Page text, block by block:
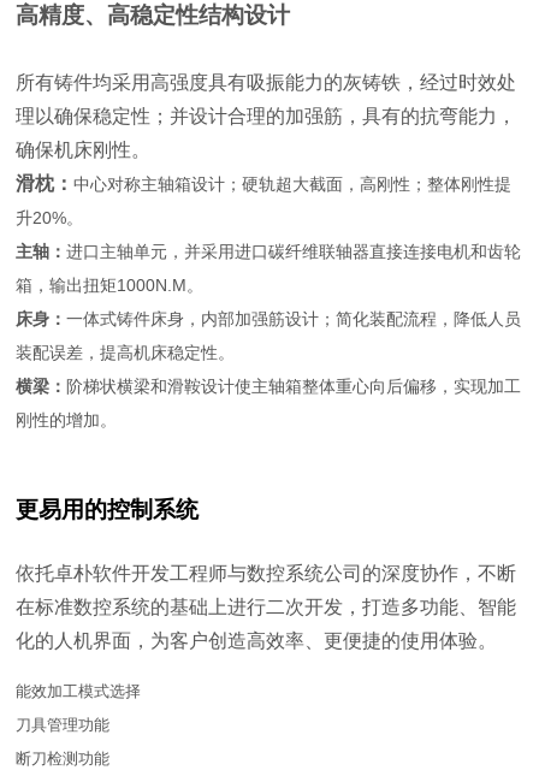
高精度、高稳定性结构设计
所有铸件均采用高强度具有吸振能力的灰铸铁，经过时效处
理以确保稳定性；并设计合理的加强筋，具有的抗弯能力，
确保机床刚性。
滑枕：中心对称主轴箱设计；硬轨超大截面，高刚性；整体刚性提
升20%。
主轴：进口主轴单元，并采用进口碳纤维联轴器直接连接电机和齿轮
箱，输出扭矩1000N.M。
床身：一体式铸件床身，内部加强筋设计；简化装配流程，降低人员
装配误差，提高机床稳定性。
横梁： 阶梯状横梁和滑鞍设计使主轴箱整体重心向后偏移，实现加工
刚性的增加。
更易用的控制系统
依托卓朴软件开发工程师与数控系统公司的深度协作，不断
在标准数控系统的基础上进行二次开发，打造多功能、智能
化的人机界面，为客户创造高效率、更便捷的使用体验。
能效加工模式选择
刀具管理功能
断刀检测功能